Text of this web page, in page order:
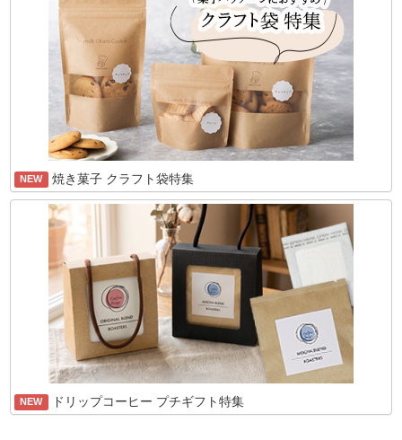
NEW 焼き菓子 クラフト袋特集
NEW ドリップコーヒー プチギフト特集